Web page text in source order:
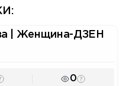
| Женщина-ДЗЕН
0